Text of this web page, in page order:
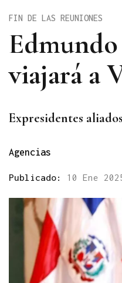
viajará a
FIN DE LAS REUNIONES
Expresidentes
Agencias
Publicado: 10 Ene